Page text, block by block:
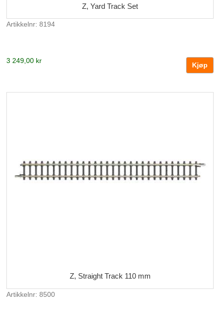
Z, Yard Track Set
Artikkelnr: 8194
3 249,00 kr
Z, Straight Track 110 mm
Artikkelnr: 8500